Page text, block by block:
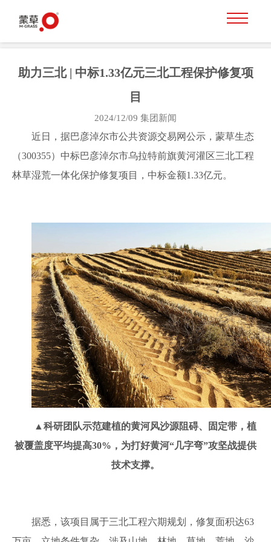
助力三北 | 中标1.33亿元三北工程保护修复项
目
2024/12/09 集团新闻
近日，据巴彦淖尔市公共资源交易网公示，蒙草生态
（300355）中标巴彦淖尔市乌拉特前旗黄河灌区三北工程
林草湿荒一体化保护修复项目，中标金额1.33亿元。
▲ 科研团队示范建植的黄河风沙源阻碍、固定带，植
被覆盖度平均提高30%，为打好黄河“几字弯”攻坚战提供
技术支撑。
据悉，该项目属于三北工程六期规划，修复面积达63